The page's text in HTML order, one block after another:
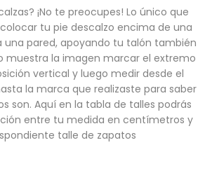
¡No te preocupes! Lo único que
tu pie descalzo encima de una
una pared, apoyando tu talón también
muestra la imagen marcar el extremo
vertical y luego medir desde el
la marca que realizaste para saber
son. Aquí en la tabla de talles podrás
entre tu medida en centímetros y
talle de zapatos